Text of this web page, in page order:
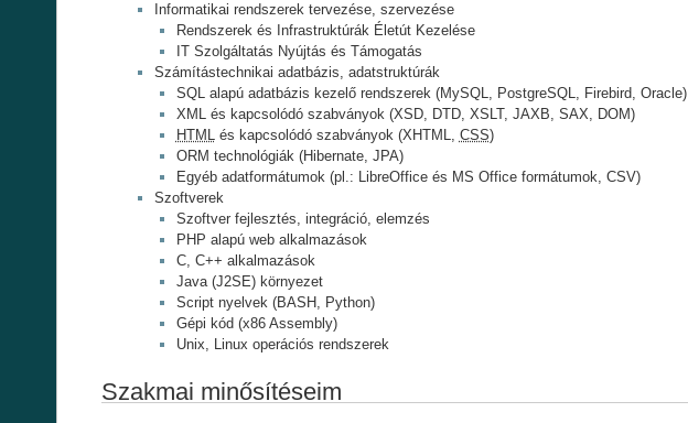
Informatikai rendszerek tervezése, szervezése
Rendszerek és Infrastruktúrák Életút Kezelése
IT Szolgáltatás Nyújtás és Támogatás
Számítástechnikai adatbázis, adatstruktúrák
SQL alapú adatbázis kezelő rendszerek (MySQL, PostgreSQL, Firebird, Oracle)
XML és kapcsolódó szabványok (XSD, DTD, XSLT, JAXB, SAX, DOM)
HTMLés kapcsolódó szabványok (XHTML, CSS)
ORM technológiák (Hibernate, JPA)
Egyéb adatformátumok (pl.: LibreOffice és MS Office formátumok, CSV)
Szoftverek
Szoftver fejlesztés, integráció, elemzés
PHP alapú web alkalmazások
C, C++ alkalmazások
Java (J2SE) környezet
Script nyelvek (BASH, Python)
Gépi kód (x86 Assembly)
Unix, Linux operációs rendszerek
Szakmai minősítéseim